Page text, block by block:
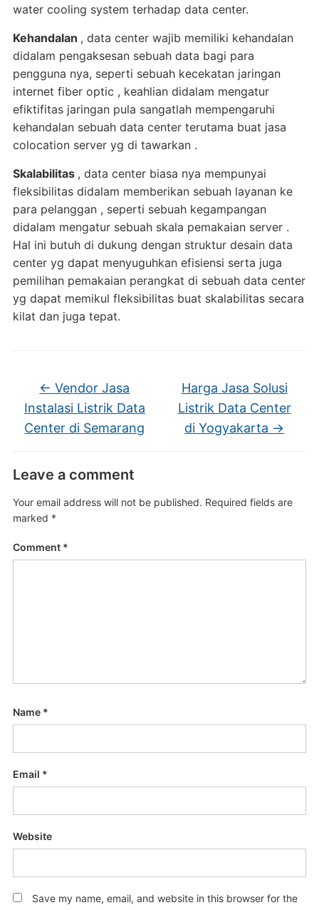
water cooling system terhadap data center.
Kehandalan , data center wajib memiliki kehandalan
didalam pengaksesan sebuah data bagi para
pengguna nya, seperti sebuah kecekatan jaringan
internet fiber optic , keahlian didalam mengatur
efiktifitas jaringan pula sangatlah mempengaruhi
kehandalan sebuah data center terutama buat jasa
colocation server yg di tawarkan .
Skalabilitas , data center biasa nya mempunyai
fleksibilitas didalam memberikan sebuah layanan ke
para pelanggan , seperti sebuah kegampangan
didalam mengatur sebuah skala pemakaian server .
Hal ini butuh di dukung dengan struktur desain data
center yg dapat menyuguhkan efisiensi serta juga
pemilihan pemakaian perangkat di sebuah data center
yg dapat memikul fleksibilitas buat skalabilitas secara
kilat dan juga tepat.
← Vendor Jasa
Instalasi Listrik Data
Center di Semarang
Harga Jasa Solusi
Listrik Data Center
di Yogyakarta →
Leave a comment
Your email address will not be published. Required fields are
marked *
Comment *
Name *
Email *
Website
Save my name, email, and website in this browser for the